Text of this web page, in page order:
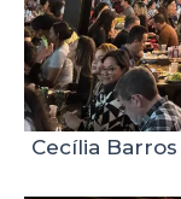
Cecília